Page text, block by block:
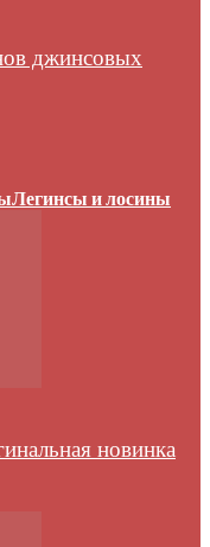
джинсовых
Легинсы и лосины
новинка